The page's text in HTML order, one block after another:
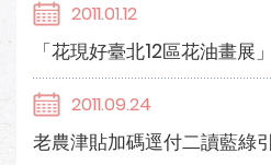
2011.01.12
「花現好臺北12區花油畫展
2011.09.24
老農津貼加碼逕付二讀藍綠